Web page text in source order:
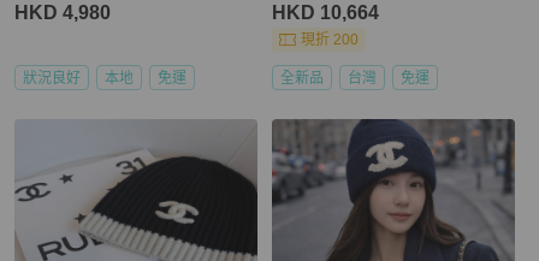
HKD 4,980
狀況良好 本地 免運
HKD 10,664
現折 200
全新品 台灣 免運